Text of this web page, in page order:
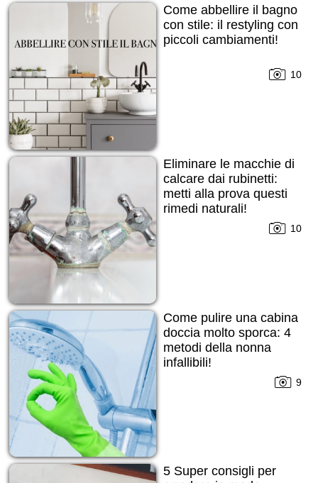
Come abbellire il bagno
con stile: il restyling con
piccoli cambiamenti!
10
Eliminare le macchie di
calcare dai rubinetti:
metti alla prova questi
rimedi naturali!
10
Come pulire una cabina
doccia molto sporca: 4
metodi della nonna
infallibili!
9
5 Super consigli per